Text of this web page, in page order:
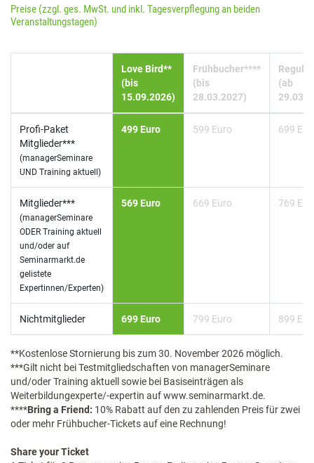
Preise (zzgl. ges. MwSt. und inkl. Tagesverpflegung an beiden
Veranstaltungstagen)
Love Bird**
(bis
15.09.2026)
Frühbucher****
(bis
28.03.2027)
Regulär
(ab
Profi-Paket
Mitglieder***
(managerSeminare
UND Training aktuell)
499 Euro 599 Euro 699
Mitglieder***
(managerSeminare
ODER Training aktuell
und/oder auf
Seminarmarkt.de
gelistete
Expertinnen/Experten)
569 Euro 669 Euro 769
Nichtmitglieder 699 Euro 799 Euro 899
**Kostenlose Stornierung bis zum 30. November 2026 möglich.
***Gilt nicht bei Testmitgliedschaften von managerSeminare
und/oder Training aktuell sowie bei Basiseinträgen als
Weiterbildungexperte/-expertin auf www.seminarmarkt.de.
****Bring a Friend: 10% Rabatt auf den zu zahlenden Preis für zwei
oder mehr Frühbucher-Tickets auf eine Rechnung!
Share your Ticket